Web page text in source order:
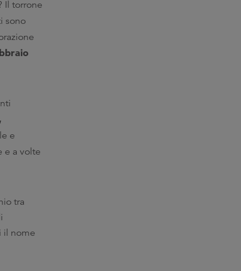
Il torrone
sono
e
e a volte
tra
il nome